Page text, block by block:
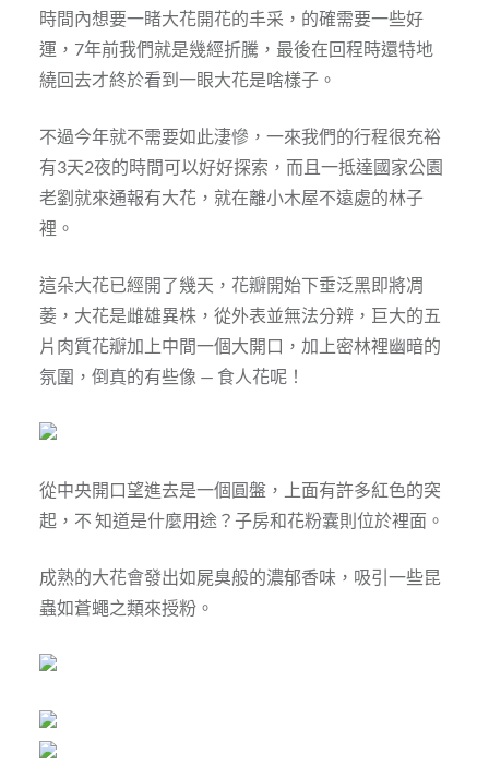
時間內想要一睹大花開花的丰采，的確需要一些好
運，7年前我們就是幾經折騰，最後在回程時還特地
繞回去才終於看到一眼大花是啥樣子。
不過今年就不需要如此淒慘，一來我們的行程很充裕
有3天2夜的時間可以好好探索，而且一抵達國家公園
老劉就來通報有大花，就在離小木屋不遠處的林子
裡。
這朵大花已經開了幾天，花瓣開始下垂泛黑即將凋
萎，大花是雌雄異株，從外表並無法分辨，巨大的五
片肉質花瓣加上中間一個大開口，加上密林裡幽暗的
氛圍，倒真的有些像 — 食人花呢！
從中央開口望進去是一個圓盤，上面有許多紅色的突
起，不 知道是什麼用途？子房和花粉囊則位於裡面。
成熟的大花會發出如屍臭般的濃郁香味，吸引一些昆
蟲如蒼蠅之類來授粉。